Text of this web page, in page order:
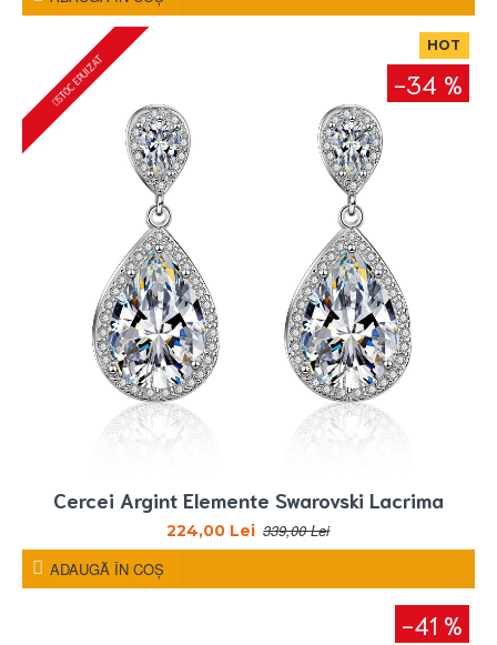
HOT
-34 %
STOC EPUIZAT
Cercei Argint Elemente Swarovski Lacrima
224,00 Lei 339,00 Lei
ADAUGĂ ÎN COŞ
-41 %